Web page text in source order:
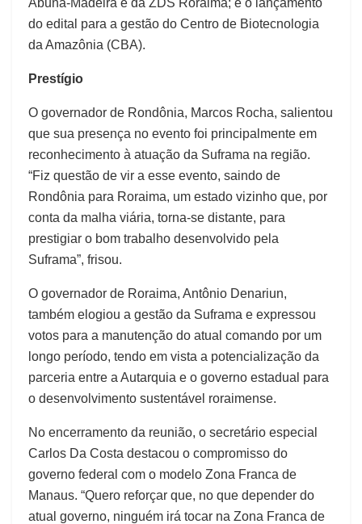
do edital para a gestão do Centro de Biotecnologia
da Amazônia (CBA).
Prestígio
O governador de Rondônia, Marcos Rocha, salientou
que sua presença no evento foi principalmente em
reconhecimento à atuação da Suframa na região.
“Fiz questão de vir a esse evento, saindo de
Rondônia para Roraima, um estado vizinho que, por
conta da malha viária, torna-se distante, para
prestigiar o bom trabalho desenvolvido pela
Suframa”, frisou.
O governador de Roraima, Antônio Denariun,
também elogiou a gestão da Suframa e expressou
votos para a manutenção do atual comando por um
longo período, tendo em vista a potencialização da
parceria entre a Autarquia e o governo estadual para
o desenvolvimento sustentável roraimense.
No encerramento da reunião, o secretário especial
Carlos Da Costa destacou o compromisso do
governo federal com o modelo Zona Franca de
Manaus. “Quero reforçar que, no que depender do
atual governo, ninguém irá tocar na Zona Franca de